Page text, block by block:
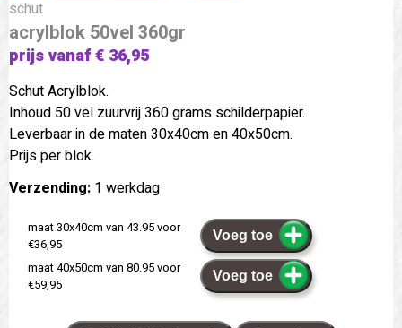
schut
acrylblok 50vel 360gr
prijs vanaf € 36,95
Schut Acrylblok.
Inhoud 50 vel zuurvrij 360 grams schilderpapier.
Leverbaar in de maten 30x40cm en 40x50cm.
Prijs per blok.
Verzending: 1 werkdag
maat 30x40cm van 43.95 voor
€36,95
Voeg toe
maat 40x50cm van 80.95 voor
€59,95
Voeg toe